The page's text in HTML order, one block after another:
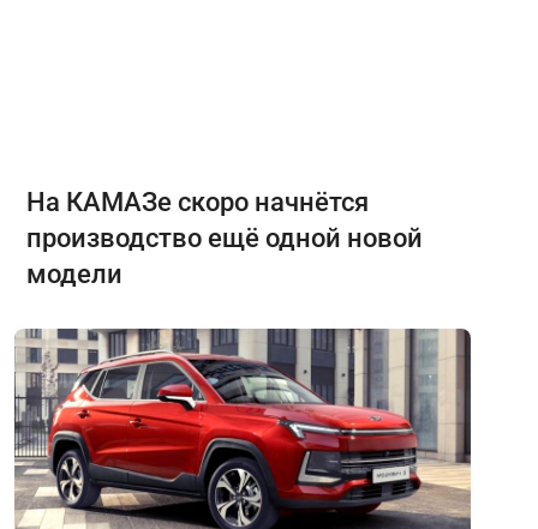
На КАМАЗе скоро начнётся
производство ещё одной новой
модели